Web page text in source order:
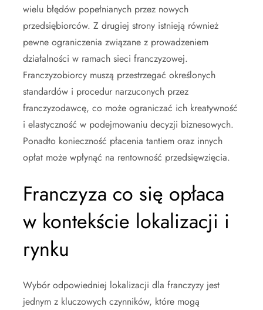
wielu błędów popełnianych przez nowych
przedsiębiorców. Z drugiej strony istnieją również
pewne ograniczenia związane z prowadzeniem
działalności w ramach sieci franczyzowej.
Franczyzobiorcy muszą przestrzegać określonych
standardów i procedur narzuconych przez
franczyzodawcę, co może ograniczać ich kreatywność
i elastyczność w podejmowaniu decyzji biznesowych.
Ponadto konieczność płacenia tantiem oraz innych
opłat może wpłynąć na rentowność przedsięwzięcia.
Franczyza co się opłaca
w kontekście lokalizacji i
rynku
Wybór odpowiedniej lokalizacji dla franczyzy jest
jednym z kluczowych czynników, które mogą